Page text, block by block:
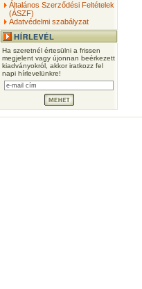
Általános Szerződési Feltételek
(ÁSZF)
Adatvédelmi szabályzat
Ha szeretnél értesülni a frissen
megjelent vagy újonnan beérkezett
kiadványokról, akkor iratkozz fel
napi hírlevelünkre!